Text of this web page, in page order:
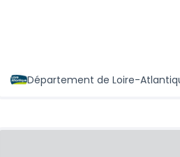
Département de Loire-